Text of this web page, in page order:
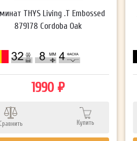
THYS Living .T Embossed
879178 Cordoba Oak
1990 ₽
Купить